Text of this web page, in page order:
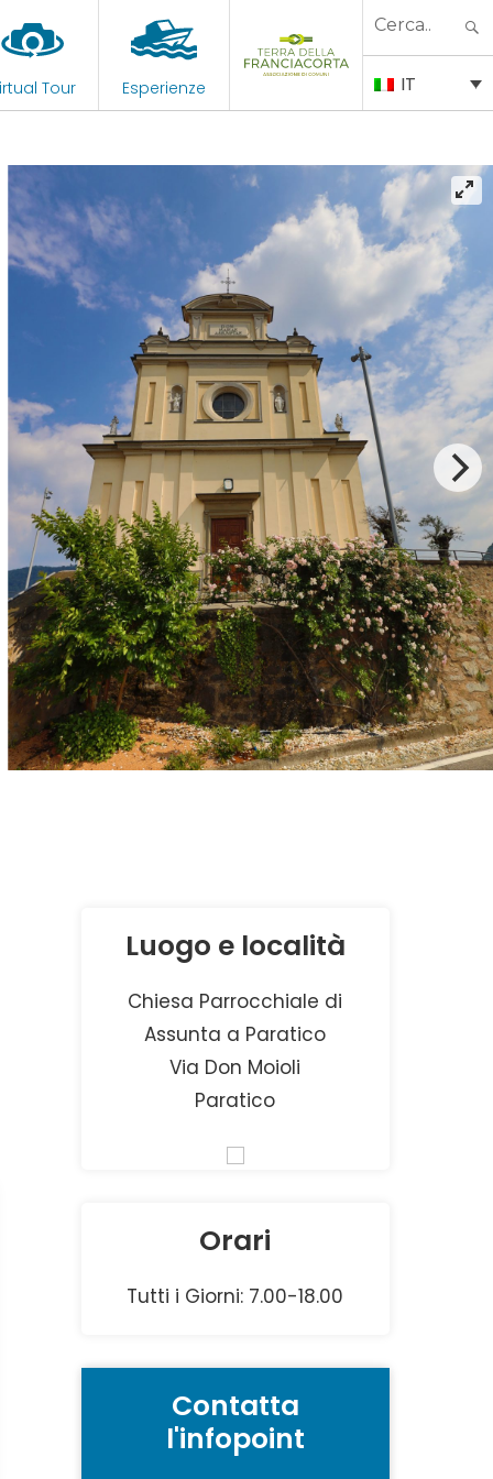
Tour Esperienze
Search
IT
Luogo e località
Chiesa Parrocchiale di
Assunta a Paratico
Via Don Moioli
Paratico
Orari
Tutti i Giorni: 7.00-18.00
Contatta
l'infopoint